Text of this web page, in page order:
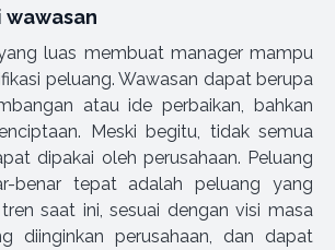
luas membuat manager mampu
peluang. Wawasan dapat berupa
atau ide perbaikan, bahkan
Meski begitu, tidak semua
dipakai oleh perusahaan. Peluang
benar tepat adalah peluang yang
saat ini, sesuai dengan visi masa
diinginkan perusahaan, dan dapat